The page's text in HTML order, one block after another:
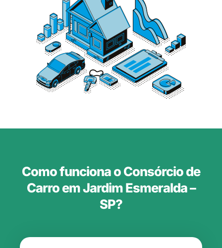
Como funciona o Consórcio de
Carro em Jardim Esmeralda –
SP?